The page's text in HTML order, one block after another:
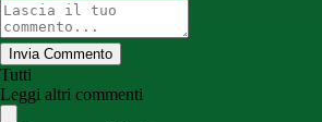
Invia Commento
Tutti
Leggi altri commenti